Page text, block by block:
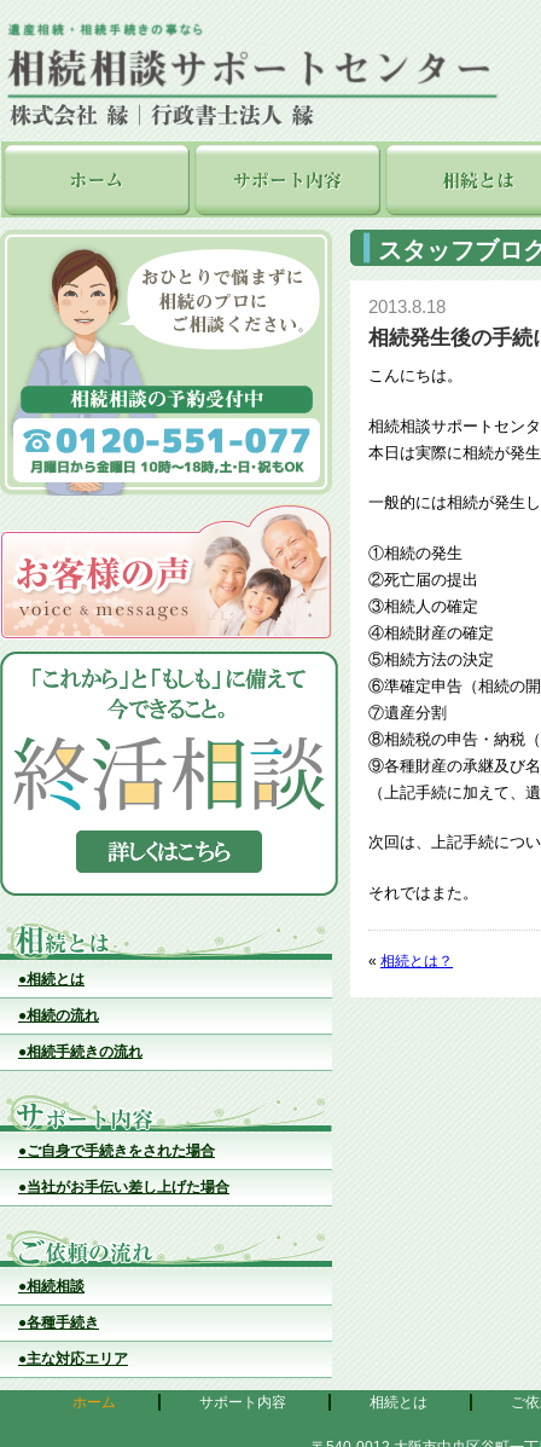
●相続とは
●相続の流れ
●相続手続きの流れ
●ご自身で手続きをされた場合
●当社がお手伝い差し上げた場合
●相続相談
●各種手続き
●主な対応エリア
スタッフブロ
2013.8.18
相続発生後の手続
こんにちは。
相続相談サポートセン
本日は実際に相続が発
一般的には相続が発生
①相続の発生
②死亡届の提出
③相続人の確定
④相続財産の確定
⑤相続方法の決定
⑥準確定申告（相続の
⑦遺産分割
⑧相続税の申告・納税
⑨各種財産の承継及び
（上記手続に加えて、
次回は、上記手続につ
それではまた。
« 相続とは？
ホーム サポート内容 相続とは ご